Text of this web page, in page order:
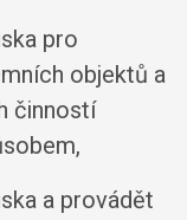
pro
objektů a
činností
a provádět